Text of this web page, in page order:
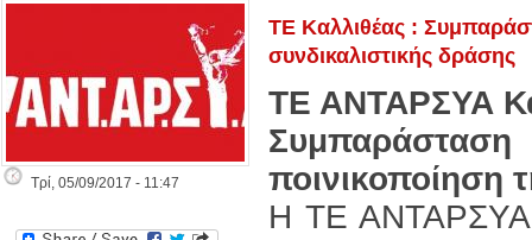
Τρί, 05/09/2017 - 11:47
ΤΕ Καλλιθέας :
συνδικαλιστικής δράσης
ΤΕ ΑΝΤΑΡΣΥΑ
ποινικοποίηση
Η ΤΕ ΑΝΤΑΡΣΥΑ